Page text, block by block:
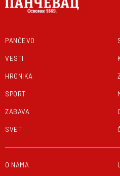
PANČEVO
VESTI
HRONIKA
SPORT
ZABAVA
SVET
O NAMA